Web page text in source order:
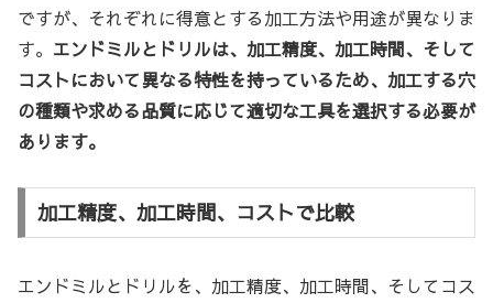
ですが、それぞれに得意とする加工方法や用途が異なりま
す。 エンドミルとドリルは、加工精度、加工時間、そして
コストにおいて異なる特性を持っているため、加工する穴
の種類や求める品質に応じて適切な工具を選択する必要が
あります。
加工精度、加工時間、コストで比較
エンドミルとドリルを、加工精度、加工時間、そしてコス